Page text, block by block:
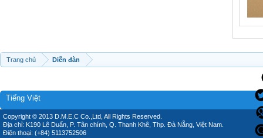
Trang chủ Diễn đàn
Tiếng Việt
Copyright © 2013 D.M.E.C Co.,Ltd, All Rights Reserved.
Địa chỉ: K190 Lê Duẩn, P. Tân chính, Q. Thanh Khê, Thp. Đà Nẵng, Việt Nam.
Điện thoại: (+84) 5113752506